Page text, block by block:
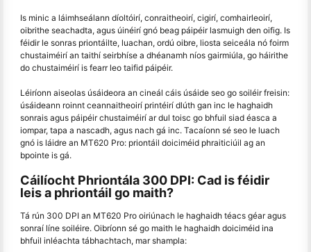
Is minic a láimhseálann díoltóirí, conraitheoirí, cigirí, comhairleoirí,
oibrithe seachadta, agus úinéirí gnó beag páipéir lasmuigh den oifig. Is
féidir le sonras priontáilte, luachan, ordú oibre, liosta seiceála nó foirm
chustaiméirí an taithí seirbhíse a dhéanamh níos gairmiúla, go háirithe
do chustaiméirí is fearr leo taifid páipéir.
Léiríonn aiseolas úsáideora an cineál cáis úsáide seo go soiléir freisin:
úsáideann roinnt ceannaitheoirí printéirí dlúth gan inc le haghaidh
sonrais agus páipéir chustaiméirí ar dul toisc go bhfuil siad éasca a
iompar, tapa a nascadh, agus nach gá inc. Tacaíonn sé seo le luach
gnó is láidre an MT620 Pro: priontáil doiciméid phraiticiúil ag an
bpointe is gá.
Cáilíocht Phriontála 300 DPI: Cad is féidir
leis a phriontáil go maith?
Tá rún 300 DPI an MT620 Pro oiriúnach le haghaidh téacs géar agus
sonraí líne soiléire. Oibríonn sé go maith le haghaidh doiciméid ina
bhfuil inléachta tábhachtach, mar shampla: